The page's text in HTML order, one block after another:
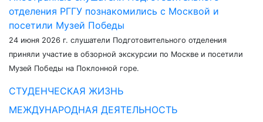
отделения РГГУ познакомились с Москвой и
посетили Музей Победы
24 июня 2026 г. слушатели Подготовительного отделения
приняли участие в обзорной экскурсии по Москве и посетили
Музей Победы на Поклонной горе.
СТУДЕНЧЕСКАЯ ЖИЗНЬ
МЕЖДУНАРОДНАЯ ДЕЯТЕЛЬНОСТЬ